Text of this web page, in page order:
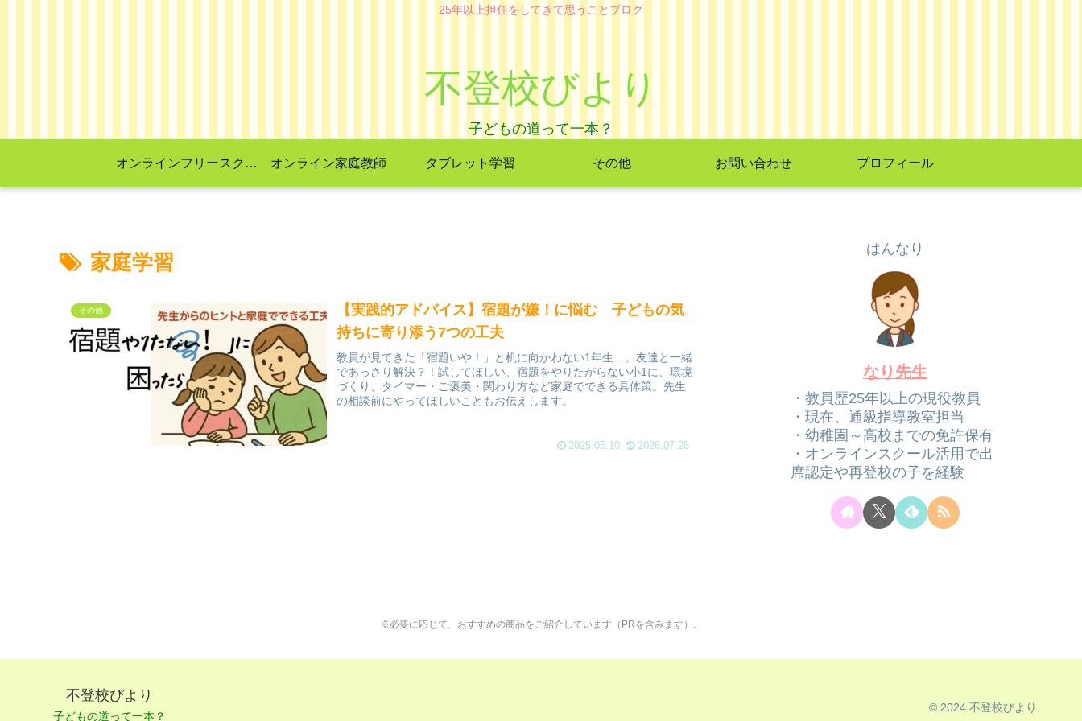
25年以上担任をしてきて思うことブログ
不登校びより
オンラインフリースクール オンライン家庭教師 タブレット学習 その他 お問い合わせ プロフィール
家庭学習
その他
【実践的アドバイス】宿題が嫌！に悩む 子どもの気
持ちに寄り添う7つの工夫
教員が見てきた「宿題いや！」と机に向かわない1年生…。友達と一緒
であっさり解決？！試してほしい、宿題をやりたがらない小1に、環境
づくり、タイマー・ご褒美・関わり方など家庭でできる具体策。先生
の相談前にやってほしいこともお伝えします。
2025.05.10 2026.07.28
はんなり
なり先生
・教員歴25年以上の現役教員
・現在、通級指導教室担当
・幼稚園～高校までの免許保有
・オンラインスクール活用で出
席認定や再登校の子を経験
※必要に応じて、おすすめの商品をご紹介しています（PRを含みます）。
不登校びより
© 2024 不登校びより.